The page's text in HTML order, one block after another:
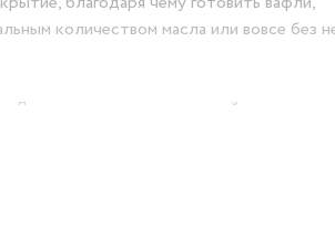
количеством масла или вовсе без
шнура на нижней части
индикаторами работы и нагрева.